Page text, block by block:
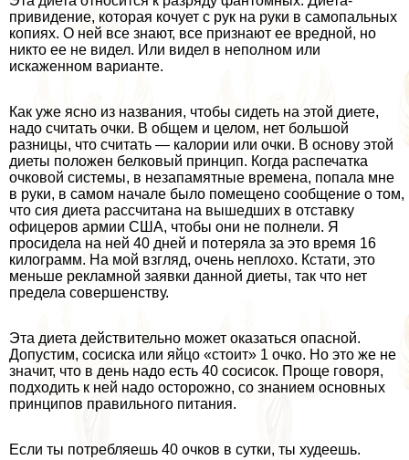
привидение, которая кочует с рук на руки в самопальных
копиях. О ней все знают, все признают ее вредной, но
никто ее не видел. Или видел в неполном или
искаженном варианте.
Как уже ясно из названия, чтобы сидеть на этой диете,
надо считать очки. В общем и целом, нет большой
разницы, что считать — калории или очки. В основу этой
диеты положен белковый принцип. Когда распечатка
очковой системы, в незапамятные времена, попала мне
в руки, в самом начале было помещено сообщение о том,
что сия диета рассчитана на вышедших в отставку
офицеров армии США, чтобы они не полнели. Я
просидела на ней 40 дней и потеряла за это время 16
килограмм. На мой взгляд, очень неплохо. Кстати, это
меньше рекламной заявки данной диеты, так что нет
предела совершенству.
Эта диета действительно может оказаться опасной.
Допустим, сосиска или яйцо «стоит» 1 очко. Но это же не
значит, что в день надо есть 40 сосисок. Проще говоря,
подходить к ней надо осторожно, со знанием основных
принципов правильного питания.
Если ты потрeбляешь 40 очков в сутки, ты худеешь.